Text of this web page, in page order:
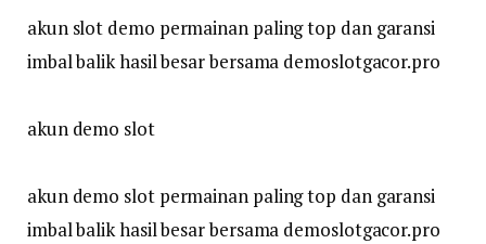
akun slot demo permainan paling top dan garansi
imbal balik hasil besar bersama demoslotgacor.pro
akun demo slot
akun demo slot permainan paling top dan garansi
imbal balik hasil besar bersama demoslotgacor.pro